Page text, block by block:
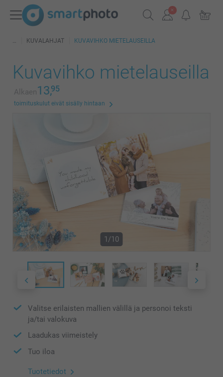
KUVALAHJAT KUVAVIHKO MIETELAUSEILLA
Kuvavihko mietelauseilla
Alkaen13,95
toimituskulut eivät sisälly hintaan
1/10
Valitse erilaisten mallien välillä ja personoi teksti
ja/tai valokuva
Laadukas viimeistely
Tuo iloa
Tuotetiedot